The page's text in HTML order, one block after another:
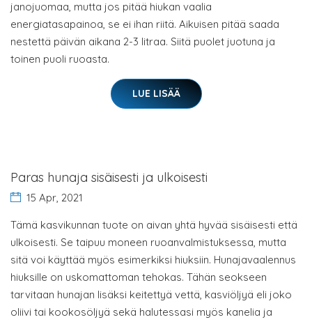
janojuomaa, mutta jos pitää hiukan vaalia
energiatasapainoa, se ei ihan riitä. Aikuisen pitää saada
nestettä päivän aikana 2-3 litraa. Siitä puolet juotuna ja
toinen puoli ruoasta.
LUE LISÄÄ
Paras hunaja sisäisesti ja ulkoisesti
15 Apr, 2021
Tämä kasvikunnan tuote on aivan yhtä hyvää sisäisesti että
ulkoisesti. Se taipuu moneen ruoanvalmistuksessa, mutta
sitä voi käyttää myös esimerkiksi hiuksiin. Hunajavaalennus
hiuksille on uskomattoman tehokas. Tähän seokseen
tarvitaan hunajan lisäksi keitettyä vettä, kasviöljyä eli joko
oliivi tai kookosöljyä sekä halutessasi myös kanelia ja